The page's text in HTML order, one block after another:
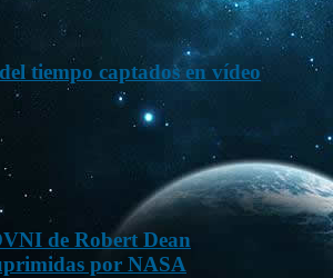
tiempo captados en vídeo
de Robert Dean
por NASA